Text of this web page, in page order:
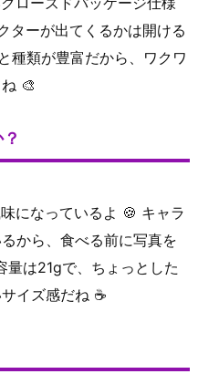
ターが出てくるかは開ける
種類が豊富だから、ワクワ
🎨
になっているよ 🍪 キャラ
から、食べる前に写真を
量は21gで、ちょっとした
イズ感だね ☕